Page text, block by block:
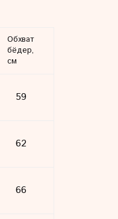
Обхват
бёдер,
см
59
62
66